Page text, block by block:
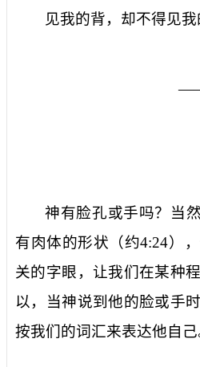
见我的背，却不得见我
神有脸孔或手吗？当
有肉体的形状（约4:24）
关的字眼，让我们在某种
以，当神说到他的脸或手
按我们的词汇来表达他自己